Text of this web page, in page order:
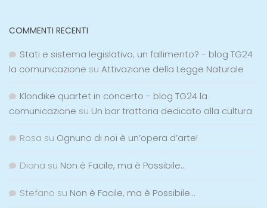
COMMENTI RECENTI
Stati e sistema legislativo; un fallimento? - blog TG24
la comunicazione su Attivazione della Legge Naturale
Klondike quartet in concerto - blog TG24 la
comunicazione su Un bar trattoria dedicato alla cultura
Rosa su Ognuno di noi è un’opera d’arte!
Diana su Non è Facile, ma è Possibile…
Stefano su Non è Facile, ma è Possibile…